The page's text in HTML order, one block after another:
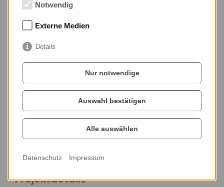
Projektdetails
Notwendig
Externe Medien
Details
Nur notwendige
Auswahl bestätigen
Alle auswählen
Datenschutz Impressum